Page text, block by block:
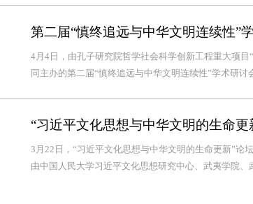
第二届“慎终追远与中华文明连续性”
4月4日，由孔子研究院哲学社会科学创新工程重大项
同主办的第二届“慎终追远与中华文明连续性”学术研讨
“习近平文化思想与中华文明的生命更
3月22日，“习近平文化思想与中华文明的生命更新”论
由中国人民大学习近平文化思想研究中心、武夷学院、